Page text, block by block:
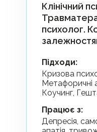
Клінічний
психолог.
Підходи:
Кризова психологія, Арт-терапія,
Метафоричні
Коучинг,
Працює з:
депресія, самооцінка та самоцінність,